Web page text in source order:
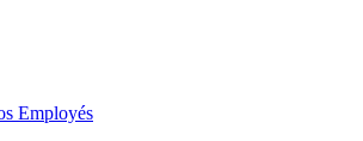
Employés